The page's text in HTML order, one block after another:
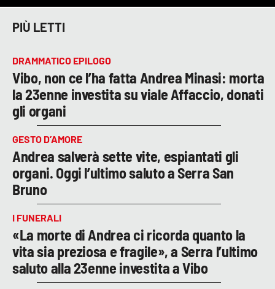
PIÙ LETTI
DRAMMATICO EPILOGO
Vibo, non ce l’ha fatta Andrea Minasi: morta
la 23enne investita su viale Affaccio, donati
gli organi
GESTO D’AMORE
Andrea salverà sette vite, espiantati gli
organi. Oggi l’ultimo saluto a Serra San
Bruno
I FUNERALI
«La morte di Andrea ci ricorda quanto la
vita sia preziosa e fragile», a Serra l’ultimo
saluto alla 23enne investita a Vibo